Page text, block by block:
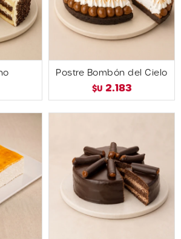
Postre Bombón del Cielo
$U 2.183